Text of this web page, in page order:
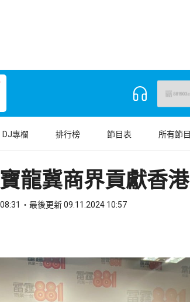
DJ專欄 排行榜 節目表 所有節目
龍冀商界貢獻香港
最後更新 09.11.2024 10:57